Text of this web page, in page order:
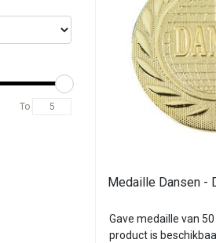
To
Medaille Dansen -
Gave medaille van
product is